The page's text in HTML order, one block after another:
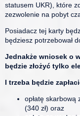
statusem UKR), które
zezwolenie na pobyt
Posiadacz tej karty
będziesz potrzebował
Jednakże wniosek o
będzie złożyć tylko
I trzeba będzie
opłatę skarbową
(340 zł) oraz